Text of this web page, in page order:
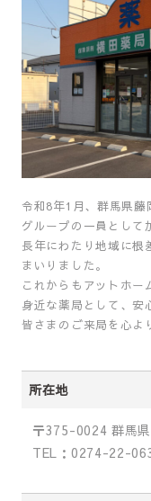
令和8年1月、群馬県
グループの一員として
長年にわたり地域に根
まいりました。
これからもアットホー
身近な薬局として、安
皆さまのご来局を心よ
所在地
〒375-0024 群馬
TEL：0274-22-